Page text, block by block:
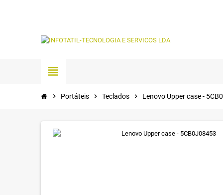
view_headline
chevron_right Portáteis chevron_right Teclados chevron_right Lenovo Upper case -